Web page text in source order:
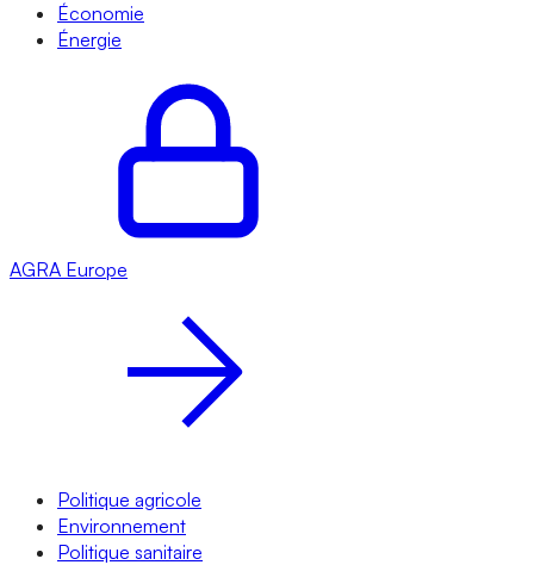
Économie
Énergie
AGRA Europe
Politique agricole
Environnement
Politique sanitaire